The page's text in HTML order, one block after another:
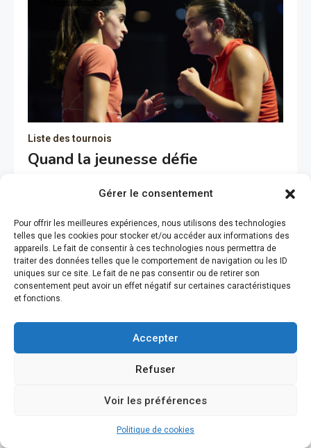
Gérer le consentement
Pour offrir les meilleures expériences, nous utilisons des technologies
telles que les cookies pour stocker et/ou accéder aux informations des
appareils. Le fait de consentir à ces technologies nous permettra de
traiter des données telles que le comportement de navigation ou les ID
uniques sur ce site. Le fait de ne pas consentir ou de retirer son
consentement peut avoir un effet négatif sur certaines caractéristiques
et fonctions.
Accepter
Refuser
Voir les préférences
Politique de cookies
Liste des tournois
Quand la jeunesse défie
comment les outsiders ont failli
tout renverser
03/08/2026 Julien 0
Pretoria a livré une demi‑journée de padel qui restera
dans les mémoires : deux finales marquées par la
confrontation entre l’expérience et l’audace des
de quelle manière ? Voici une analyse technique et